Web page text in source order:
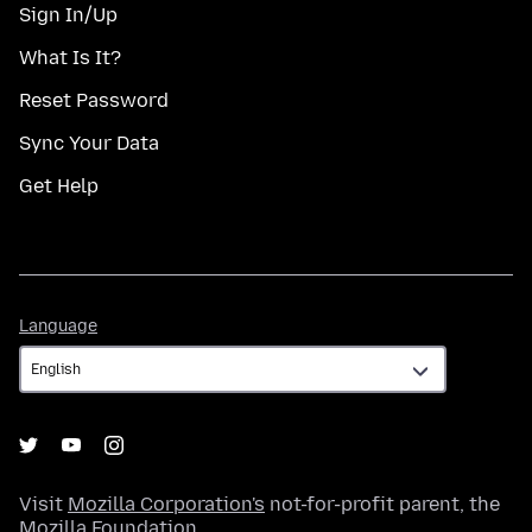
Sign In/Up
What Is It?
Reset Password
Sync Your Data
Get Help
Language
Visit Mozilla Corporation's not-for-profit parent, the